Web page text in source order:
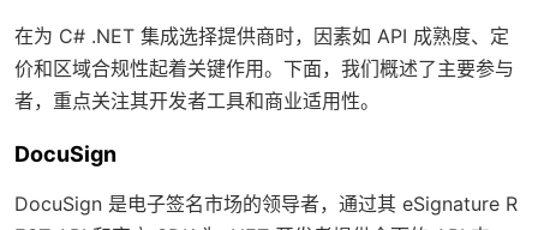
在为 C# .NET 集成选择提供商时，因素如 API 成熟度、定
价和区域合规性起着关键作用。下面，我们概述了主要参与
者，重点关注其开发者工具和商业适用性。
DocuSign
DocuSign 是电子签名市场的领导者，通过其 eSignature R